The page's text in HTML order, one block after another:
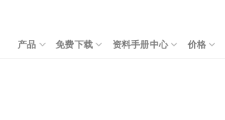
产品 免费下载 资料手册中心 价格